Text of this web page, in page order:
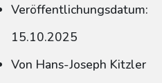
Veröffentlichungsdatum:
15.10.2025
Von Hans-Joseph Kitzler